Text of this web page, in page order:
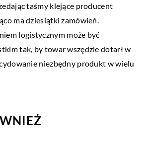
taśmy klejące producent
ma dziesiątki zamówień.
logistycznym może być
tak, by towar wszędzie dotarł w
niezbędny produkt w wielu